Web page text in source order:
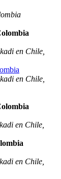
en Chile,
en Chile,
en Chile,
en Chile,